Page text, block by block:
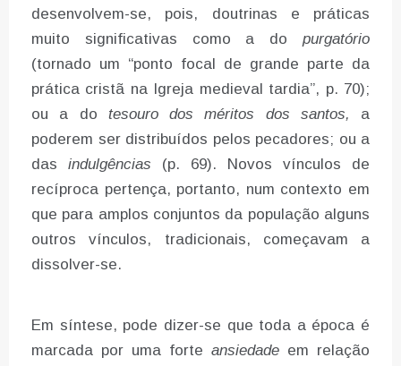
desenvolvem-se, pois, doutrinas e práticas
muito significativas como a do purgatório
(tornado um “ponto focal de grande parte da
prática cristã na Igreja medieval tardia”, p. 70);
ou a do tesouro dos méritos dos santos, a
poderem ser distribuídos pelos pecadores; ou a
das indulgências (p. 69). Novos vínculos de
recíproca pertença, portanto, num contexto em
que para amplos conjuntos da população alguns
outros vínculos, tradicionais, começavam a
dissolver-se.
Em síntese, pode dizer-se que toda a época é
marcada por uma forte ansiedade em relação